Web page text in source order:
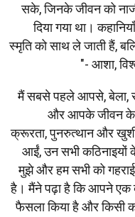
सके, जिनके जीवन को
दिया गया था।
स्मृति को साथ ले जाती हैं,
- आशा,
"मैं सबसे पहले आपसे, बेला,
और आपके जीवन के
क्रूरता, पुनरुत्थान और
आईं, उन सभी
मुझे और हम सभी को
है। मैंने पढ़ा है कि आपने एक
फैसला किया है और किसी